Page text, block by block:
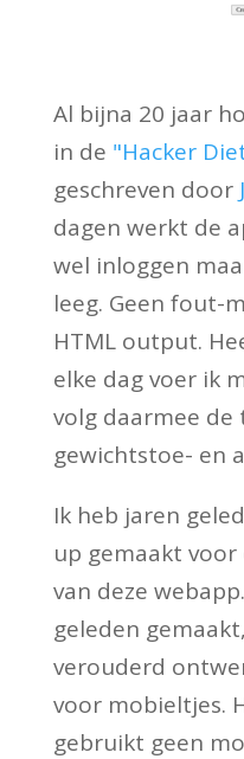
Al bijna 20 jaar
in de "Hacker
geschreven door
dagen werkt de
wel inloggen
leeg. Geen fout-
HTML output.
elke dag voer ik
volg daarmee de
gewichtstoe- en
Ik heb jaren
up gemaakt
van deze
geleden
verouderd
voor mobieltjes.
gebruikt geen